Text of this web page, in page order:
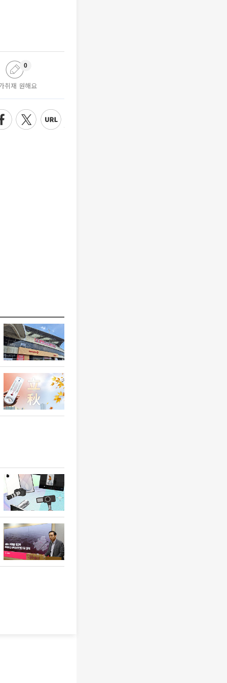
취재 원해요
0